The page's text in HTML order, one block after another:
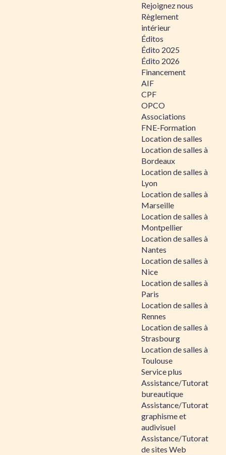
Rejoignez nous
Règlement
intérieur
Éditos
Édito 2025
Édito 2026
Financement
AIF
CPF
OPCO
Associations
FNE-Formation
Location de salles
Location de salles à
Bordeaux
Location de salles à
Lyon
Location de salles à
Marseille
Location de salles à
Montpellier
Location de salles à
Nantes
Location de salles à
Nice
Location de salles à
Paris
Location de salles à
Rennes
Location de salles à
Strasbourg
Location de salles à
Toulouse
Service plus
Assistance/Tutorat
bureautique
Assistance/Tutorat
graphisme et
audivisuel
Assistance/Tutorat
de sites Web